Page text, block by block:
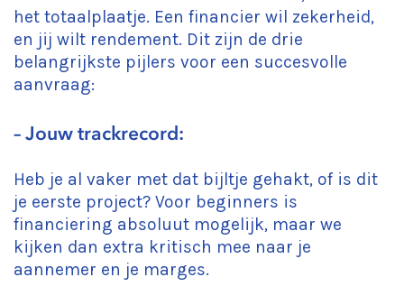
het totaalplaatje. Een financier wil zekerheid,
en jij wilt rendement. Dit zijn de drie
belangrijkste pijlers voor een succesvolle
aanvraag:
– Jouw trackrecord:
Heb je al vaker met dat bijltje gehakt, of is dit
je eerste project? Voor beginners is
financiering absoluut mogelijk, maar we
kijken dan extra kritisch mee naar je
aannemer en je marges.